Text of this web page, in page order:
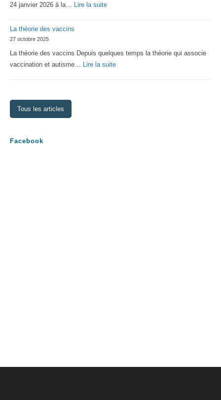
24 janvier 2026 à la… Lire la suite:
La théorie des vaccins
27 octobre 2025
La théorie des vaccins Depuis quelques temps la théorie qui associe
vaccination et autisme… Lire la suite:
Tous les articles
Facebook